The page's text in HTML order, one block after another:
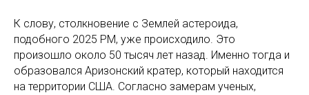
К слову, столкновение с Землей астероида,
подобного 2025 PM, уже происходило. Это
произошло около 50 тысяч лет назад. Именно тогда и
образовался Аризонский кратер, который находится
на территории США. Согласно замерам ученых,